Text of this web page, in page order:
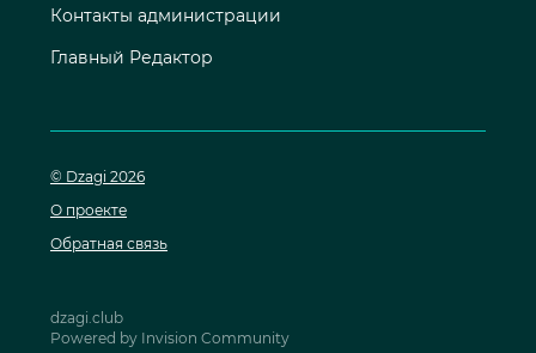
Контакты администрации
Главный Редактор
© Dzagi 2026
О проекте
Обратная связь
dzagi.club
Powered by Invision Community